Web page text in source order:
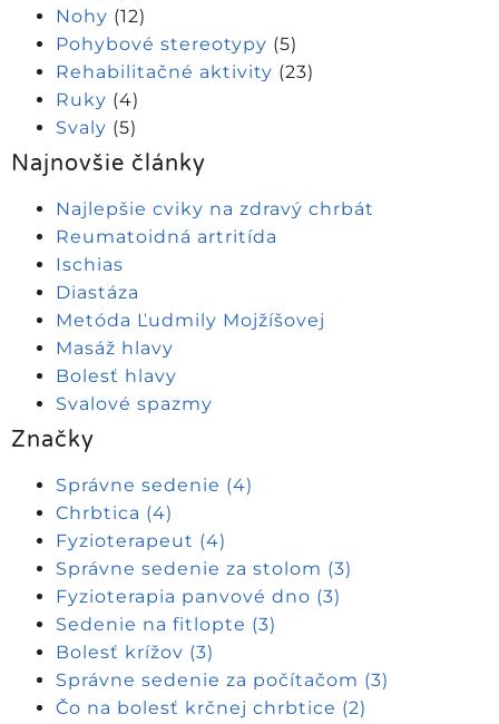
Nohy (12)
Pohybové stereotypy (5)
Rehabilitačné aktivity (23)
Ruky (4)
Svaly (5)
Najnovšie články
Najlepšie cviky na zdravý chrbát
Reumatoidná artritída
Ischias
Diastáza
Metóda Ľudmily Mojžíšovej
Masáž hlavy
Bolesť hlavy
Svalové spazmy
Značky
Správne sedenie (4)
Chrbtica (4)
Fyzioterapeut (4)
Správne sedenie za stolom (3)
Fyzioterapia panvové dno (3)
Sedenie na fitlopte (3)
Bolesť krížov (3)
Správne sedenie za počítačom (3)
Čo na bolesť krčnej chrbtice (2)